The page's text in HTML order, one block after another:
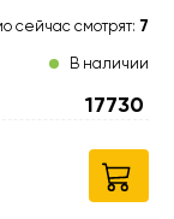
сейчас смотрят: 7
В наличии
17730